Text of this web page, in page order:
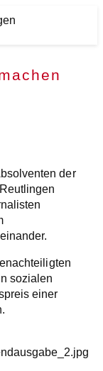
der
sozialen
einer